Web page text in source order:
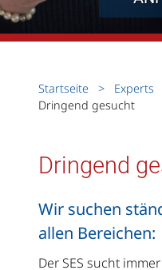
Startseite Experts
Dringend gesucht
Dringend
Wir suchen
allen Bereichen:
Der SES sucht